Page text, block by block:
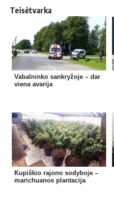
Teisėtvarka
Vabalninko sankryžoje – dar
viena avarija
Kupiškio rajono sodyboje –
marichuanos plantacija